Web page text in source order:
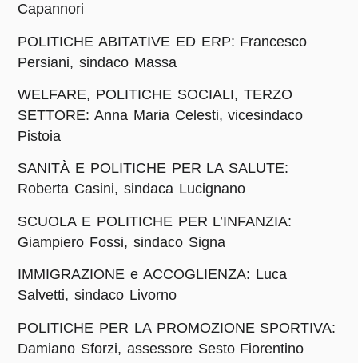
Capannori
POLITICHE ABITATIVE ED ERP: Francesco
Persiani, sindaco Massa
WELFARE, POLITICHE SOCIALI, TERZO
SETTORE: Anna Maria Celesti, vicesindaco
Pistoia
SANITÀ E POLITICHE PER LA SALUTE:
Roberta Casini, sindaca Lucignano
SCUOLA E POLITICHE PER L’INFANZIA:
Giampiero Fossi, sindaco Signa
IMMIGRAZIONE e ACCOGLIENZA: Luca
Salvetti, sindaco Livorno
POLITICHE PER LA PROMOZIONE SPORTIVA:
Damiano Sforzi, assessore Sesto Fiorentino